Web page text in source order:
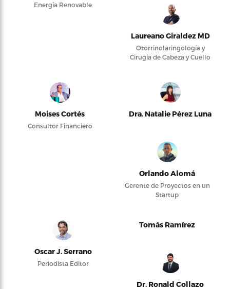
Energía Renovable
Laureano Giraldez MD
Otorrinolaringología y
Cirugía de Cabeza y Cuello
Moises Cortés
Consultor Financiero
Dra. Natalie Pérez Luna
Orlando Alomá
Gerente de Proyectos en un
Startup
Oscar J. Serrano
Periodista Editor
Tomás Ramírez
Dr. Ronald Collazo